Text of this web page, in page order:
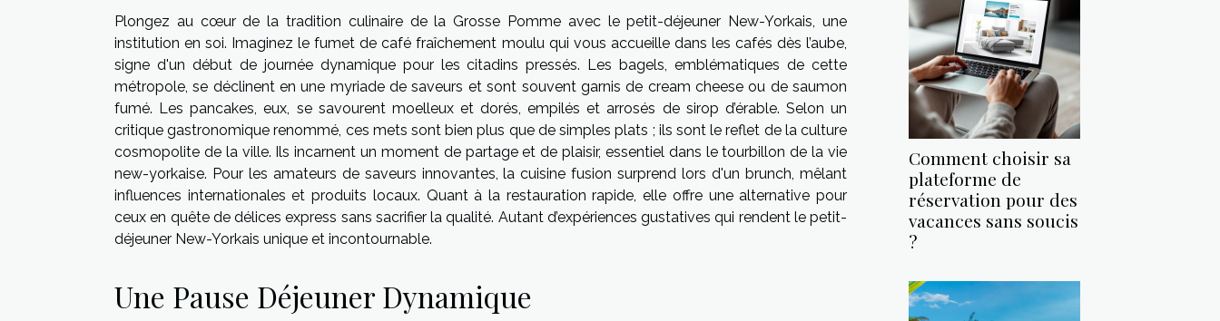
Plongez au cœur de la tradition culinaire de la Grosse Pomme avec le petit-déjeuner New-Yorkais, une
institution en soi. Imaginez le fumet de café fraîchement moulu qui vous accueille dans les cafés dès l’aube,
signe d'un début de journée dynamique pour les citadins pressés. Les bagels, emblématiques de cette
métropole, se déclinent en une myriade de saveurs et sont souvent garnis de cream cheese ou de saumon
fumé. Les pancakes, eux, se savourent moelleux et dorés, empilés et arrosés de sirop d’érable. Selon un
critique gastronomique renommé, ces mets sont bien plus que de simples plats ; ils sont le reflet de la culture
cosmopolite de la ville. Ils incarnent un moment de partage et de plaisir, essentiel dans le tourbillon de la vie
new-yorkaise. Pour les amateurs de saveurs innovantes, la cuisine fusion surprend lors d'un brunch, mêlant
influences internationales et produits locaux. Quant à la restauration rapide, elle offre une alternative pour
ceux en quête de délices express sans sacrifier la qualité. Autant d’expériences gustatives qui rendent le petit-
déjeuner New-Yorkais unique et incontournable.
Une Pause Déjeuner Dynamique
Comment choisir sa
plateforme de
réservation pour des
vacances sans soucis
?